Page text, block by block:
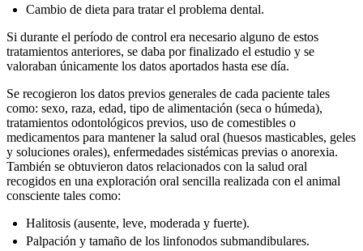
Cambio de dieta para tratar el problema dental.
Si durante el período de control era necesario alguno de estos
tratamientos anteriores, se daba por finalizado el estudio y se
valoraban únicamente los datos aportados hasta ese día.
Se recogieron los datos previos generales de cada paciente tales
como: sexo, raza, edad, tipo de alimentación (seca o húmeda),
tratamientos odontológicos previos, uso de comestibles o
medicamentos para mantener la salud oral (huesos masticables, geles
y soluciones orales), enfermedades sistémicas previas o anorexia.
También se obtuvieron datos relacionados con la salud oral
recogidos en una exploración oral sencilla realizada con el animal
consciente tales como:
Halitosis (ausente, leve, moderada y fuerte).
Palpación y tamaño de los linfonodos submandibulares.